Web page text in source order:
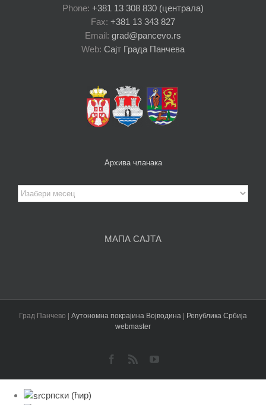
Phone: +381 13 308 830 (централа)
Fax: +381 13 343 827
Email: grad@pancevo.rs
Web: Сајт Града Панчева
Архива чланака
Архива
чланака
МАПА САЈТА
Град Панчево | Аутономна покрајина Војводина | Република Србија
webmaster
Facebook
Rss YouTube
српски (ћир)